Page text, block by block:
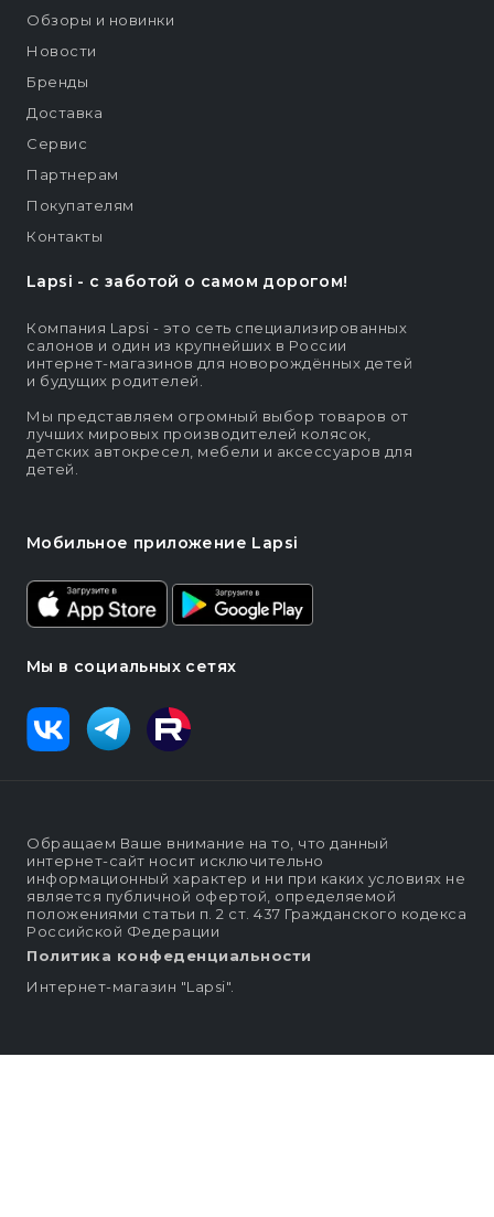
Lapsi - c заботой о самом дорогом!
Компания Lapsi - это сеть специализированных
салонов и один из крупнейших в России
интернет-магазинов для новорождённых детей
и будущих родителей.
Мы представляем огромный выбор товаров от
лучших мировых производителей колясок,
детских автокресел, мебели и аксессуаров для
детей.
Мобильное приложение Lapsi
Мы в социальных сетях
Обзоры и новинки
Новости
Бренды
Доставка
Сервис
Партнерам
Покупателям
Контакты
Обращаем Ваше внимание на то, что данный
интернет-сайт носит исключительно
информационный характер и ни при каких условиях не
является публичной офертой, определяемой
положениями статьи п. 2 ст. 437 Гражданского кодекса
Российской Федерации
Политика конфеденциальности
Интернет-магазин "Lapsi".